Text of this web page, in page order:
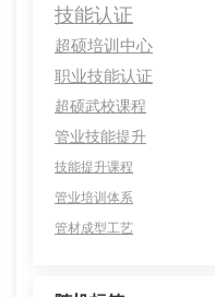
技能认证
超硕培训中心
职业技能认证
超硕武校课程
管业技能提升
技能提升课程
管业培训体系
管材成型工艺